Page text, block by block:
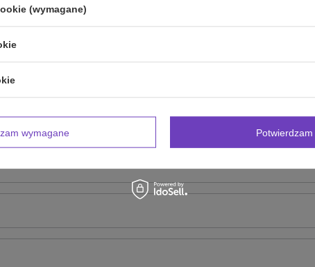
(wymagane)
wymagane